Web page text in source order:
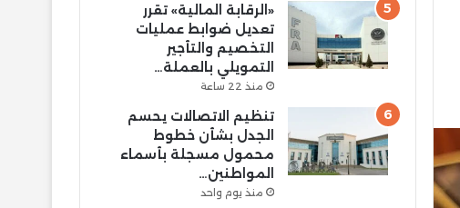
«الرقابة المالية» تقرر
تعديل ضوابط عمليات
التخصيم والتأجير
التمويلي بالعملة…
منذ 22 ساعة
تنظيم الاتصالات يحسم
الجدل بشأن خطوط
محمول مسجلة بأسماء
المواطنين…
منذ يوم واحد